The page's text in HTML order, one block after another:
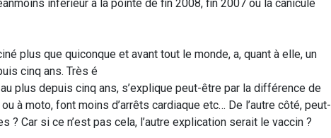
inferieur à la pointe de fin 2008, fin 2007 ou la canicule
plus que quiconque et avant tout le monde, a, quant à elle, un
cinq ans. Très é
plus depuis cinq ans, s’explique peut-être par la différence de
à moto, font moins d’arrêts cardiaque etc… De l’autre côté, peut-
Car si ce n’est pas cela, l’autre explication serait le vaccin ?